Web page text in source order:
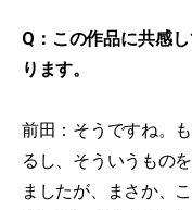
Q：この作品に共感
ります。
前田：そうですね。
るし、そういうもの
ましたが、まさか、